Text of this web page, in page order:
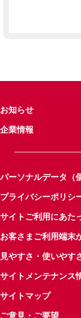
お知らせ
企業情報
パーソナルデータ（
プライバシーポリシ
サイトご利用にあた
お客さまご利用端末
見やすさ・使いやす
サイトメンテナンス
サイトマップ
ご意見・ご要望